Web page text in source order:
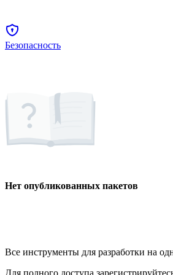
Безопасность
Нет опубликованных пакетов
Все инструменты для разработки на
Для полного доступа